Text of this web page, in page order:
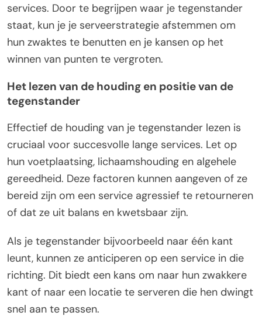
services. Door te begrijpen waar je tegenstander
staat, kun je je serveerstrategie afstemmen om
hun zwaktes te benutten en je kansen op het
winnen van punten te vergroten.
Het lezen van de houding en positie van de
tegenstander
Effectief de houding van je tegenstander lezen is
cruciaal voor succesvolle lange services. Let op
hun voetplaatsing, lichaamshouding en algehele
gereedheid. Deze factoren kunnen aangeven of ze
bereid zijn om een service agressief te retourneren
of dat ze uit balans en kwetsbaar zijn.
Als je tegenstander bijvoorbeeld naar één kant
leunt, kunnen ze anticiperen op een service in die
richting. Dit biedt een kans om naar hun zwakkere
kant of naar een locatie te serveren die hen dwingt
snel aan te passen.